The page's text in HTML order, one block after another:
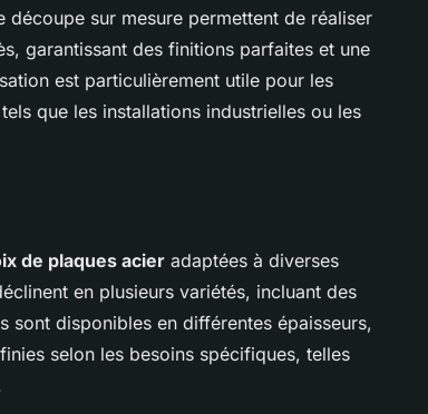
sur mesure permettent de réaliser
garantissant des finitions parfaites et une
est particulièrement utile pour les
que les installations industrielles ou les
de plaques acier adaptées à diverses
en plusieurs variétés, incluant des
sont disponibles en différentes épaisseurs,
selon les besoins spécifiques, telles